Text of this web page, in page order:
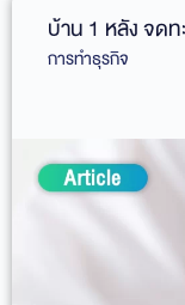
บ้าน 1 หลัง จด
การทำธุรกิจ